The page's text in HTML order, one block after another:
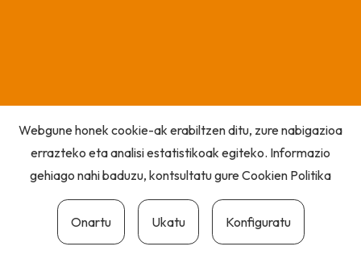
Webgune honek cookie-ak erabiltzen ditu, zure nabigazioa
errazteko eta analisi estatistikoak egiteko. Informazio
gehiago nahi baduzu, kontsultatu gureCookien Politika
Onartu Ukatu Konfiguratu